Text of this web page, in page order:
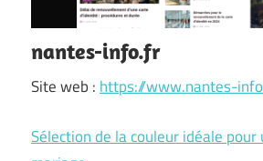
nantes-info.fr
Site web : https://www.nantes-
Sélection de la couleur idéale pour